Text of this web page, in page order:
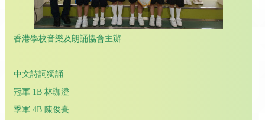
香港學校音樂及朗誦協會主辦
中文詩詞獨誦
冠軍 1B 林珈澄
季軍 4B 陳俊熹